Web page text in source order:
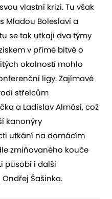
vlastní krizi. Tu však
Mladou Boleslaví a
se tak utkají dva týmy
v přímé bitvě o
okolností mohlo
ligy. Zajímavé
střelcům
a Ladislav Almási, což
kanonýry
utkání na domácím
zmiňovaného kouče
působí i další
Šašinka.